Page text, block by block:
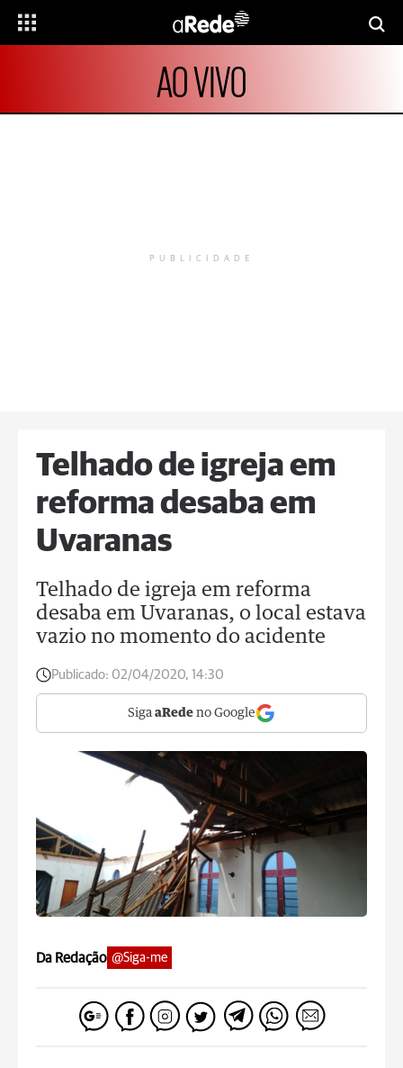
AO VIVO
PUBLICIDADE
Telhado de igreja em
reforma desaba em
Uvaranas
Telhado de igreja em reforma
desaba em Uvaranas, o local estava
vazio no momento do acidente
Publicado: 02/04/2020, 14:30
Siga aRede no Google
Da Redação @Siga-me